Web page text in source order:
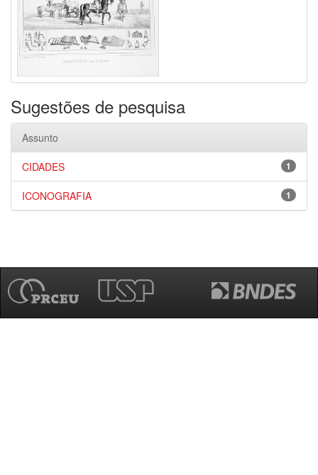
Sugestões de pesquisa
Assunto
1
CIDADES
1
ICONOGRAFIA